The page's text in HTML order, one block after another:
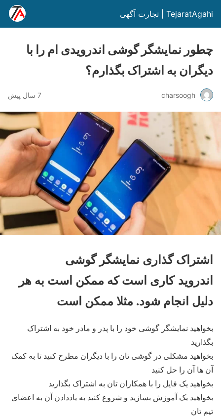
TejaratAgahi | تجارت آگهی
چطور نمایشگر گوشی اندرویدی ام را با
دیگران به اشتراک بگذارم؟
charsoogh 7 سال پیش
اشتراک گذاری نمایشگر گوشی
اندروید کاری است که ممکن است به هر
دلیل انجام شود. مثلا ممکن است
بخواهید نمایشگر گوشی خود را با پدر و مادر خود به اشتراک
بگذارید
بخواهید مشکلی در گوشی تان را با دیگران مطرح کنید تا به کمک
آن ها آن را حل کنید
بخواهید یک فایل را با همکاران تان به اشتراک بگذارید
بخواهید یک آموزش بسازید و شروع کنید به یاددادن آن به اعضای
تیم تان